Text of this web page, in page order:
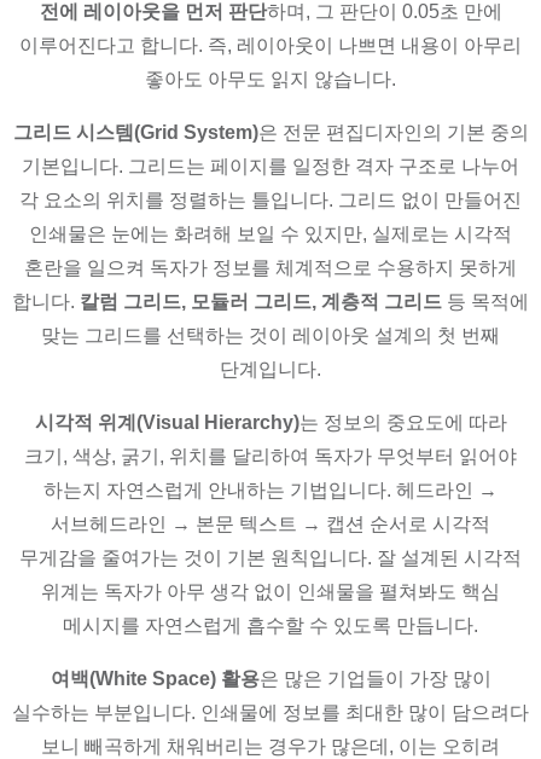
전에 레이아웃을 먼저 판단하며, 그 판단이 0.05초 만에
이루어진다고 합니다. 즉, 레이아웃이 나쁘면 내용이 아무리
좋아도 아무도 읽지 않습니다.
그리드 시스템(Grid System)은 전문 편집디자인의 기본 중의
기본입니다. 그리드는 페이지를 일정한 격자 구조로 나누어
각 요소의 위치를 정렬하는 틀입니다. 그리드 없이 만들어진
인쇄물은 눈에는 화려해 보일 수 있지만, 실제로는 시각적
혼란을 일으켜 독자가 정보를 체계적으로 수용하지 못하게
합니다. 칼럼 그리드, 모듈러 그리드, 계층적 그리드 등 목적에
맞는 그리드를 선택하는 것이 레이아웃 설계의 첫 번째
단계입니다.
시각적 위계(Visual Hierarchy)는 정보의 중요도에 따라
크기, 색상, 굵기, 위치를 달리하여 독자가 무엇부터 읽어야
하는지 자연스럽게 안내하는 기법입니다. 헤드라인 →
서브헤드라인 → 본문 텍스트 → 캡션 순서로 시각적
무게감을 줄여가는 것이 기본 원칙입니다. 잘 설계된 시각적
위계는 독자가 아무 생각 없이 인쇄물을 펼쳐봐도 핵심
메시지를 자연스럽게 흡수할 수 있도록 만듭니다.
여백(White Space) 활용은 많은 기업들이 가장 많이
실수하는 부분입니다. 인쇄물에 정보를 최대한 많이 담으려다
보니 빼곡하게 채워버리는 경우가 많은데, 이는 오히려